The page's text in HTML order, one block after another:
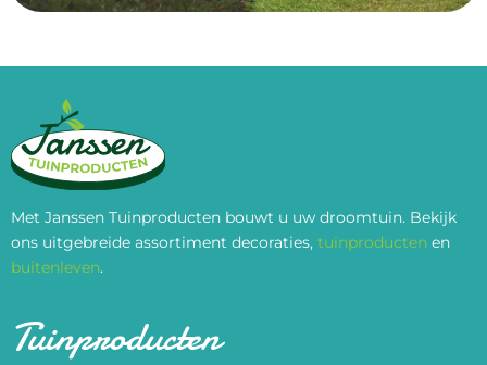
Met Janssen Tuinproducten bouwt u uw droomtuin. Bekijk
ons uitgebreide assortiment decoraties, tuinproducten en
buitenleven.
Tuinproducten